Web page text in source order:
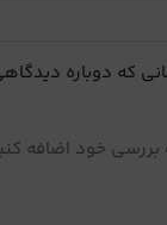
که دوباره
بررسی خود اضافه